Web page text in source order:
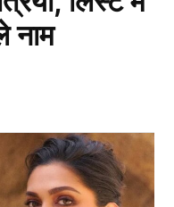
वाली सनराइजर्स
Article
नाम